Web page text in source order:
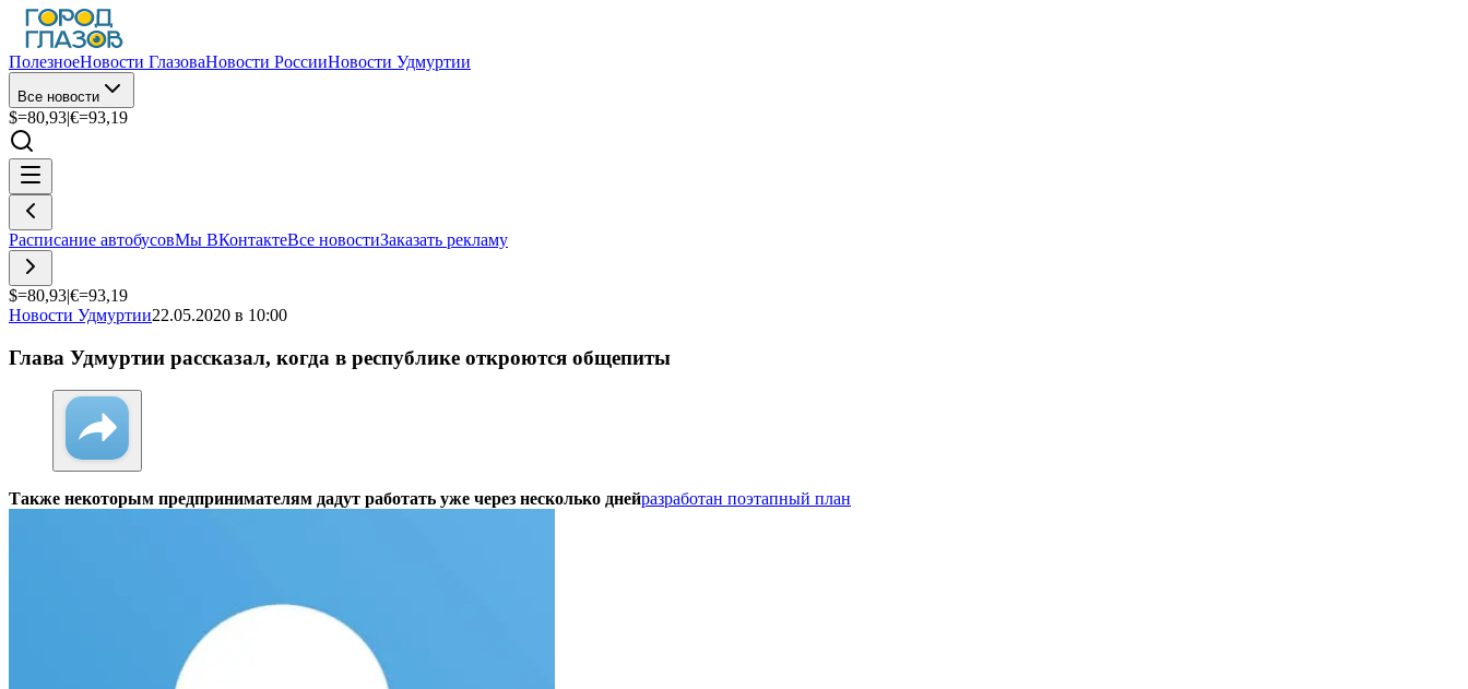
ПолезноеНовости ГлазоваНовости РоссииНовости Удмуртии
Все новости
$=80,93|€=93,19
Расписание автобусовМы ВКонтактеВсе новостиЗаказать рекламу
$=80,93|€=93,19
Новости Удмуртии22.05.2020 в 10:00
Глава Удмуртии рассказал, когда в республике откроются общепиты
Также некоторым предпринимателям дадут работать уже через несколько днейразработан поэтапный план